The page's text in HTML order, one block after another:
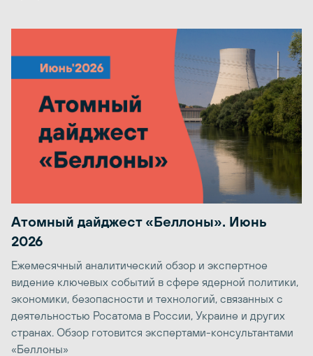
Атомный дайджест «Беллоны». Июнь
2026
Ежемесячный аналитический обзор и экспертное
видение ключевых событий в сфере ядерной политики,
экономики, безопасности и технологий, связанных с
деятельностью Росатома в России, Украине и других
странах. Обзор готовится экспертами-консультантами
«Беллоны»